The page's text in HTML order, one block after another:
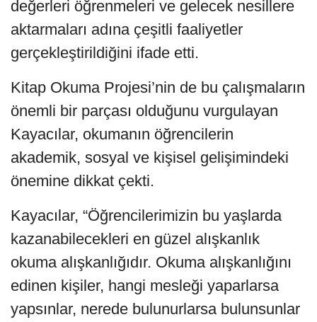
değerleri öğrenmeleri ve gelecek nesillere
aktarmaları adına çeşitli faaliyetler
gerçekleştirildiğini ifade etti.
Kitap Okuma Projesi’nin de bu çalışmaların
önemli bir parçası olduğunu vurgulayan
Kayacılar, okumanın öğrencilerin
akademik, sosyal ve kişisel gelişimindeki
önemine dikkat çekti.
Kayacılar, “Öğrencilerimizin bu yaşlarda
kazanabilecekleri en güzel alışkanlık
okuma alışkanlığıdır. Okuma alışkanlığını
edinen kişiler, hangi mesleği yaparlarsa
yapsınlar, nerede bulunurlarsa bulunsunlar